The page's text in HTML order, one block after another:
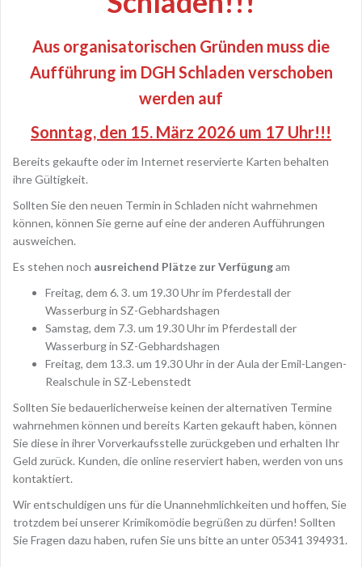
Aus organisatorischen Gründen muss die
Aufführung im DGH Schladen verschoben
werden auf
Sonntag, den 15. März 2026 um 17 Uhr!!!
Bereits gekaufte oder im Internet reservierte Karten behalten
ihre Gültigkeit.
Sollten Sie den neuen Termin in Schladen nicht wahrnehmen
können, können Sie gerne auf eine der anderen Aufführungen
ausweichen.
Es stehen noch ausreichend Plätze zur Verfügungam
Freitag, dem 6. 3. um 19.30 Uhr im Pferdestall der
Wasserburg in SZ-Gebhardshagen
Samstag, dem 7.3. um 19.30 Uhr im Pferdestall der
Wasserburg in SZ-Gebhardshagen
Freitag, dem 13.3. um 19.30 Uhr in der Aula der Emil-Langen-
Realschule in SZ-Lebenstedt
Sollten Sie bedauerlicherweise keinen der alternativen Termine
wahrnehmen können und bereits Karten gekauft haben, können
Sie diese in ihrer Vorverkaufsstelle zurückgeben und erhalten Ihr
Geld zurück. Kunden, die online reserviert haben, werden von uns
kontaktiert.
Wir entschuldigen uns für die Unannehmlichkeiten und hoffen, Sie
trotzdem bei unserer Krimikomödie begrüßen zu dürfen! Sollten
Sie Fragen dazu haben, rufen Sie uns bitte an unter 05341 394931.